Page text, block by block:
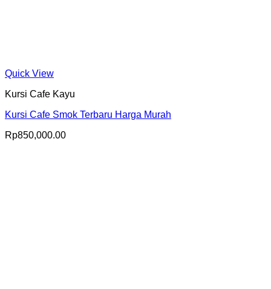
Quick View
Kursi Cafe Kayu
Kursi Cafe Smok Terbaru Harga Murah
Rp850,000.00